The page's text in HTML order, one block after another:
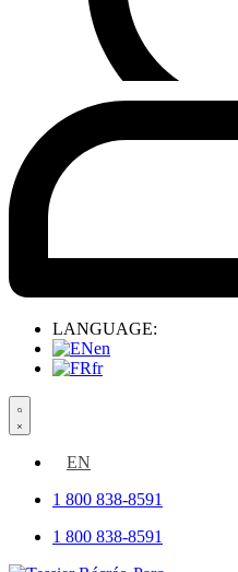
LANGUAGE:
en
fr
Search
EN
1 800 838-8591
1 800 838-8591